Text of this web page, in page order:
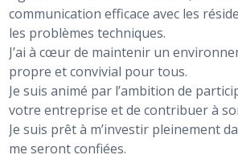
communication efficace avec les
les problèmes techniques.
J’ai à cœur de maintenir un
propre et convivial pour tous.
Je suis animé par l’ambition de
votre entreprise et de contribuer à
Je suis prêt à m’investir pleinement
me seront confiées.